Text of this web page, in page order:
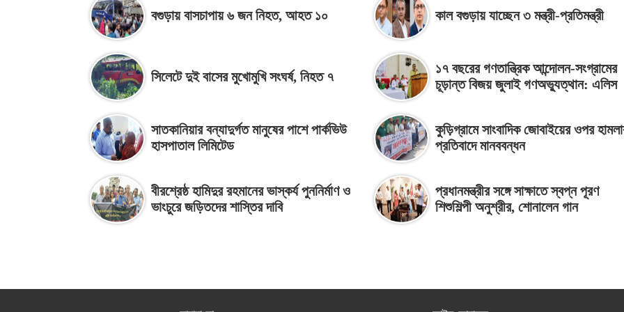
বগুড়ায় বাসচাপায় ৬ জন নিহত, আহত ১০ কাল বগুড়ায় যাচ্ছেন ৩ মন্ত্রী-প্রতিমন্ত্রী
সিলেটে দুই বাসের মুখোমুখি সংঘর্ষ, নিহত ৭
১৭ বছরের গণতান্ত্রিক আন্দোলন-সংগ্রামের
চূড়ান্ত বিজয় জুলাই গণঅভ্যুত্থান: এলিস
সাতকানিয়ার বন্যাদুর্গত মানুষের পাশে পার্কভিউ
হাসপাতাল লিমিটেড
কুড়িগ্রামে সাংবাদিক জোবাইয়ের ওপর
প্রতিবাদে মানববন্ধন
বীরশ্রেষ্ঠ হামিদুর রহমানের ভাস্কর্য পুননির্মাণ ও
ভাংচুরে জড়িতদের শাস্তির দাবি
প্রধানমন্ত্রীর সঙ্গে সাক্ষাতে স্বপ্ন পূরণ
শিশুশিল্পী অনুশ্রীর, শোনালেন গান